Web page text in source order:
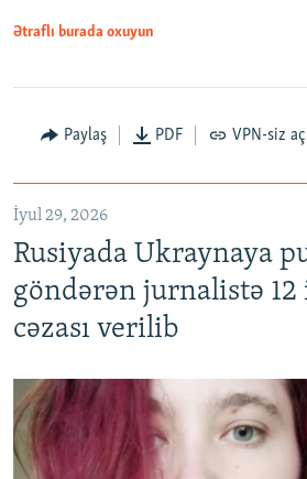
Ətraflı burada oxuyun
Paylaş PDF VPN-siz
İyul 29, 2026
Rusiyada Ukraynaya
göndərən jurnalistə 12
cəzası verilib